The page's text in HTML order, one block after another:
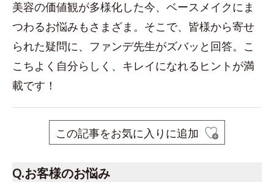
美容の価値観が多様化した今、ベースメイクにま
つわるお悩みもさまざま。そこで、皆様から寄せ
られた疑問に、ファンデ先生がズバッと回答。こ
こちよく自分らしく、キレイになれるヒントが満
載です！
この記事をお気に入りに追加
Q.お客様のお悩み